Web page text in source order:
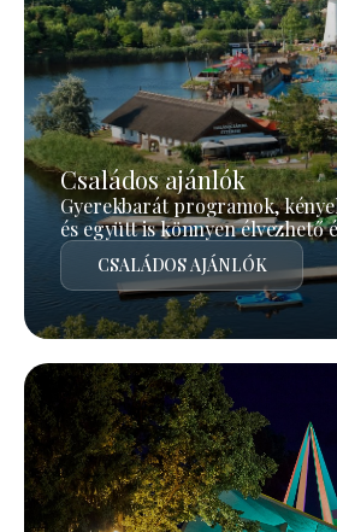
Családos ajánlók
Gyerekbarát programok,
és együtt is könnyen élvezhető
CSALÁDOS AJÁNLÓK